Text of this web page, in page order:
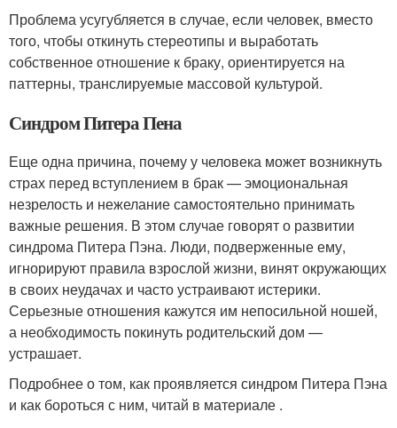
Проблема усугубляется в случае, если человек, вместо
того, чтобы откинуть стереотипы и выработать
собственное отношение к браку, ориентируется на
паттерны, транслируемые массовой культурой.
Синдром Питера Пена
Еще одна причина, почему у человека может возникнуть
страх перед вступлением в брак — эмоциональная
незрелость и нежелание самостоятельно принимать
важные решения. В этом случае говорят о развитии
синдрома Питера Пэна. Люди, подверженные ему,
игнорируют правила взрослой жизни, винят окружающих
в своих неудачах и часто устраивают истерики.
Серьезные отношения кажутся им непосильной ношей,
а необходимость покинуть родительский дом —
устрашает.
Подробнее о том, как проявляется синдром Питера Пэна
и как бороться с ним, читай в материале .